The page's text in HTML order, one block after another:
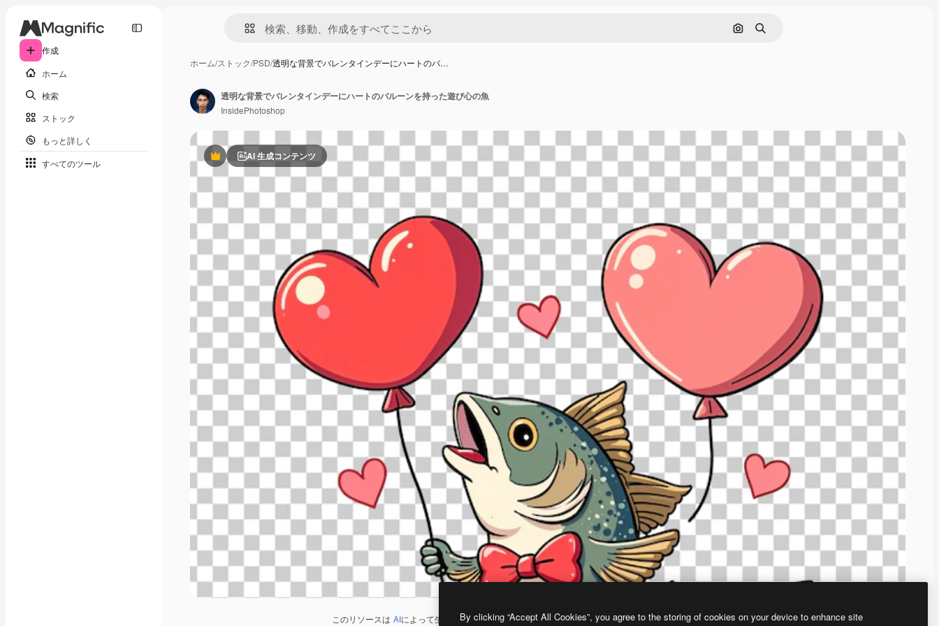
作成
ホーム
検索
ストック
もっと詳しく
すべてのツール
画像で検索
検索
ホーム/ストック/PSD/透明な背景でバレンタインデーにハートのバ…
PremiumAI 生成コンテンツ
このリソースは AIによって生成されたものです。 AI画像生成ツールを使うと、あなた独自の画像を作成できます。
透明な背景でバレンタインデーにハートのバルーンを持った遊び心の魚
InsidePhotoshop
By clicking “Accept All Cookies”, you agree to the storing of cookies on your device to enhance site